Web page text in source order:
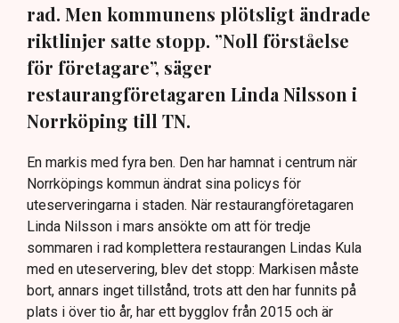
rad. Men kommunens plötsligt ändrade
riktlinjer satte stopp. ”Noll förståelse
för företagare”, säger
restaurangföretagaren Linda Nilsson i
Norrköping till TN.
En markis med fyra ben. Den har hamnat i centrum när
Norrköpings kommun ändrat sina policys för
uteserveringarna i staden. När restaurangföretagaren
Linda Nilsson i mars ansökte om att för tredje
sommaren i rad komplettera restaurangen Lindas Kula
med en uteservering, blev det stopp: Markisen måste
bort, annars inget tillstånd, trots att den har funnits på
plats i över tio år, har ett bygglov från 2015 och är